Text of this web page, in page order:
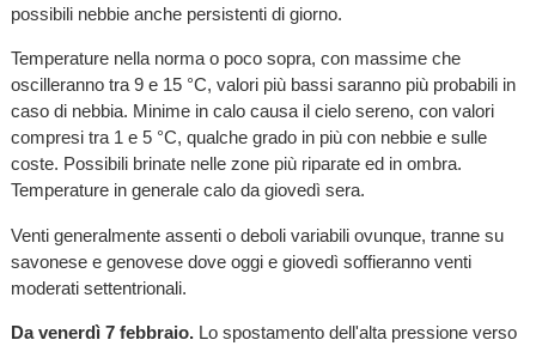
possibili nebbie anche persistenti di giorno.
Temperature nella norma o poco sopra, con massime che
oscilleranno tra 9 e 15 °C, valori più bassi saranno più probabili in
caso di nebbia. Minime in calo causa il cielo sereno, con valori
compresi tra 1 e 5 °C, qualche grado in più con nebbie e sulle
coste. Possibili brinate nelle zone più riparate ed in ombra.
Temperature in generale calo da giovedì sera.
Venti generalmente assenti o deboli variabili ovunque, tranne su
savonese e genovese dove oggi e giovedì soffieranno venti
moderati settentrionali.
Da venerdì 7 febbraio. Lo spostamento dell'alta pressione verso